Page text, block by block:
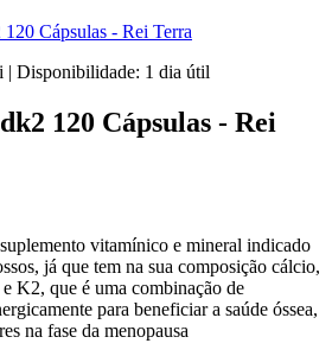
Cápsulas - Rei Terra
| Disponibilidade: 1 dia útil
120 Cápsulas - Rei
vitamínico e mineral indicado
já que tem na sua composição cálcio,
K2, que é uma combinação de
para beneficiar a saúde óssea,
na fase da menopausa